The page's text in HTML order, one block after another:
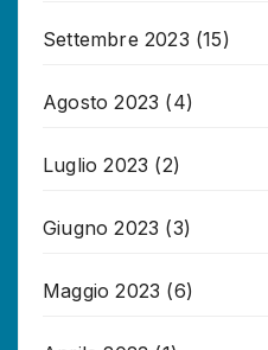
Settembre 2023 (15)
Agosto 2023 (4)
Luglio 2023 (2)
Giugno 2023 (3)
Maggio 2023 (6)